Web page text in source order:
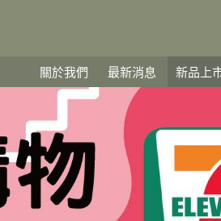
關於我們 最新消息 新品上